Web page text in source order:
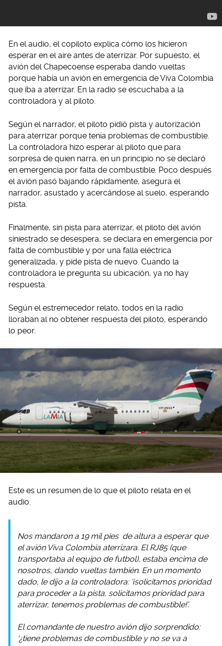
En el audio, el copiloto explica cómo los hicieron
esperar en el aire antes de aterrizar. Por supuesto, el
avión del Chapecoense esperaba dando vueltas
porque había un avión en emergencia de Viva Colombia
que iba a aterrizar. En la radio se escuchaba a la
controladora y al piloto.
Según el narrador, el piloto pidió pista y autorización
para aterrizar porque tenía problemas de combustible.
La controladora hizo esperar al piloto que para
sorpresa de quien narra, en un principio no se declaró
en emergencia por falta de combustible. Poco después
el avión pasó bajando rápidamente, asegura el
narrador, asustado y acercándose al suelo, esperando
pista.
Finalmente, sin pista para aterrizar, el piloto del avión
siniestrado se desespera, se declara en emergencia por
falta de combustible y por una falla eléctrica
generalizada, y pide pista de nuevo. Cuando la
controladora le pregunta su ubicación, ya no hay
respuesta.
Según el estremecedor relato, todos en la radio
lloraban al no obtener respuesta del piloto, esperando
lo peor.
Este es un resumen de lo que el piloto relata en el
audio:
Nos mandaron a 19 mil pies de altura a esperar que
el avión Viva Colombia aterrizara. El RJ85 (que
transportaba al equipo de futbol), estaba encima de
nosotros, dando vueltas también. En un momento
dado, le dijo a la controladora: ‘¡solicitamos prioridad
para proceder a la pista, solicitamos prioridad para
aterrizar, tenemos problemas de combustible!’.
El comandante de nuestro avión dijo sorprendido:
‘¿tiene problemas de combustible y no se va a